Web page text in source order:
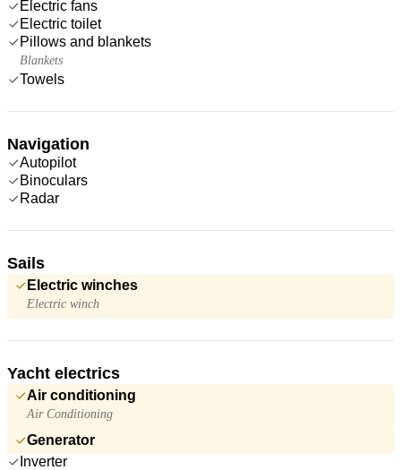
Electric fans
Electric toilet
Pillows and blankets
Blankets
Towels
Navigation
Autopilot
Binoculars
Radar
Sails
Electric winches
Electric winch
Yacht electrics
Air conditioning
Air Conditioning
Generator
Inverter